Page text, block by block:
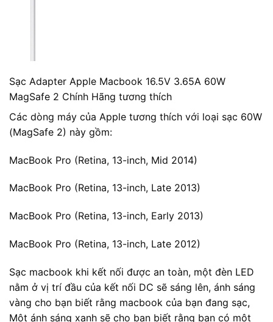
Sạc Adapter Apple Macbook 16.5V 3.65A 60W
MagSafe 2 Chính Hãng tương thích
Các dòng máy của Apple tương thích với loại sạc 60W
(MagSafe 2) này gồm:
MacBook Pro (Retina, 13-inch, Mid 2014)
MacBook Pro (Retina, 13-inch, Late 2013)
MacBook Pro (Retina, 13-inch, Early 2013)
MacBook Pro (Retina, 13-inch, Late 2012)
Sạc macbook khi kết nối được an toàn, một đèn LED
nằm ở vị trí đầu của kết nối DC sẽ sáng lên, ánh sáng
vàng cho bạn biết rằng macbook của bạn đang sạc,
Một ánh sáng xanh sẽ cho bạn biết rằng bạn có một